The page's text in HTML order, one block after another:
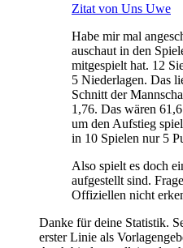
Zitat von Uns Uwe
Habe mir mal
auschaut in den
mitgespielt hat. 12
5 Niederlagen. Das
Schnitt der
1,76. Das wären
um den Aufstieg
in 10 Spielen nur 5
Also spielt es doch
aufgestellt sind.
Offiziellen nicht
Danke für deine Statistik.
erster Linie als